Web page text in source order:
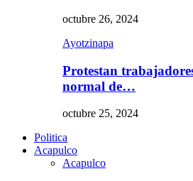
octubre 26, 2024
Ayotzinapa
Protestan
normal de…
octubre 25, 2024
Politica
Acapulco
Acapulco